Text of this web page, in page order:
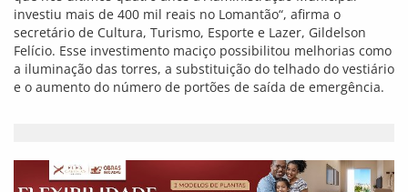
Segurança Pública (DISEP) em Vitória da Conquista, iniciaram
mais uma rebelião. Segundo as famílias dos presos essa foi
uma ação contra maus tratos que os detentos vem
recebendo.